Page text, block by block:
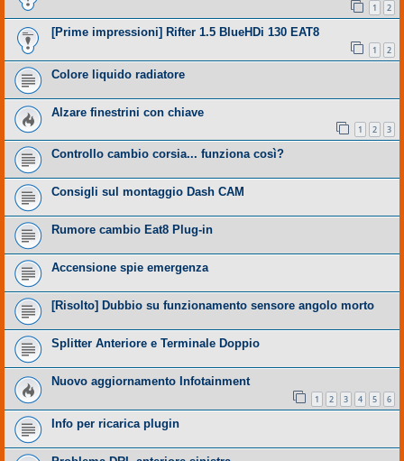
1 2
[Prime impressioni] Rifter 1.5 BlueHDi 130 EAT8
1 2
Colore liquido radiatore
Alzare finestrini con chiave
1 2 3
Controllo cambio corsia... funziona così?
Consigli sul montaggio Dash CAM
Rumore cambio Eat8 Plug-in
Accensione spie emergenza
[Risolto] Dubbio su funzionamento sensore angolo morto
Splitter Anteriore e Terminale Doppio
Nuovo aggiornamento Infotainment
1 2 3 4 5 6
Info per ricarica plugin